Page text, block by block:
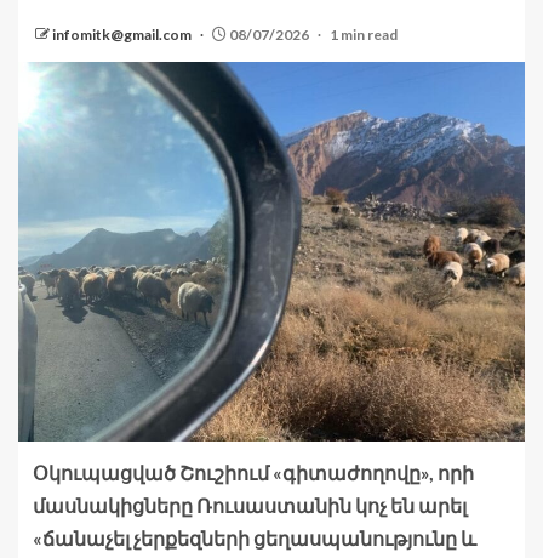
infomitk@gmail.com 08/07/2026 1 min read
Օկուպացված Շուշիում «գիտաժողովը», որի
մասնակիցները Ռուսաստանին կոչ են արել
«ճանաչել չերքեզների ցեղասպանությունը և